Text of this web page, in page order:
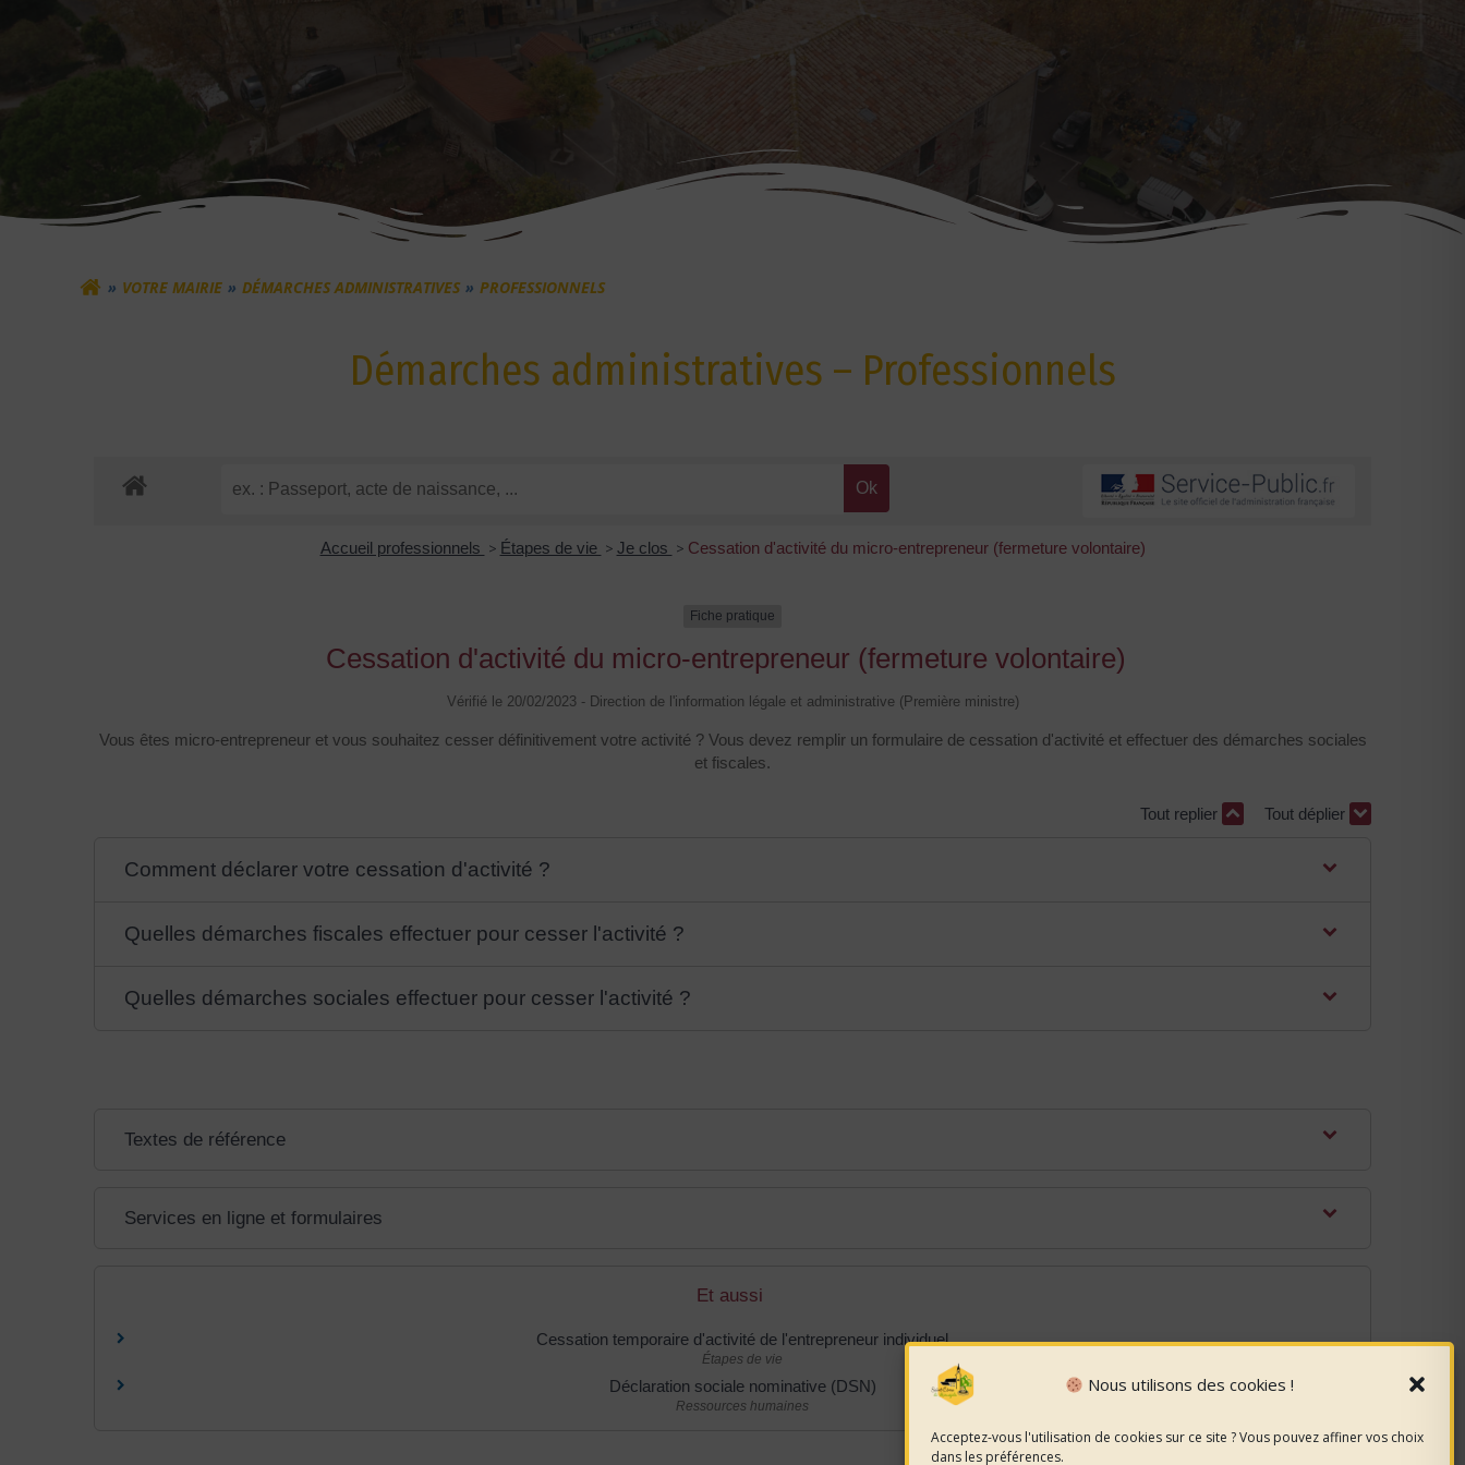
Nous utilisons des cookies !
Acceptez-vous l'utilisation de cookies sur ce site ? Vous pouvez affiner vos choix
dans les préférences.
VOTRE MAIRIE DÉMARCHES ADMINISTRATIVES PROFESSIONNELS
Démarches administratives – Professionnels
Accueil professionnels > Étapes de vie > Je clos > Cessation d'activité du micro-entrepreneur (fermeture volontaire)
Fiche pratique
Cessation d'activité du micro-entrepreneur (fermeture volontaire)
Vérifié le 20/02/2023 - Direction de l'information légale et administrative (Première ministre)
Vous êtes micro-entrepreneur et vous souhaitez cesser définitivement votre activité ? Vous devez remplir un formulaire de cessation d'activité et effectuer des démarches sociales
et fiscales.
Tout replier Tout déplier
Comment déclarer votre cessation d'activité ?
Quelles démarches fiscales effectuer pour cesser l'activité ?
Quelles démarches sociales effectuer pour cesser l'activité ?
Textes de référence
Services en ligne et formulaires
Et aussi
Cessation temporaire d'activité de l'entrepreneur individuel
Étapes de vie
Déclaration sociale nominative (DSN)
Ressources humaines